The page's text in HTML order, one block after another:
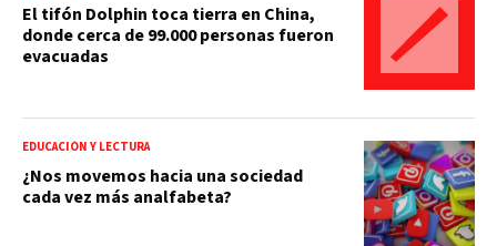
El tifón Dolphin toca tierra en China,
donde cerca de 99.000 personas fueron
evacuadas
EDUCACIÓN Y LECTURA
¿Nos movemos hacia una sociedad
cada vez más analfabeta?